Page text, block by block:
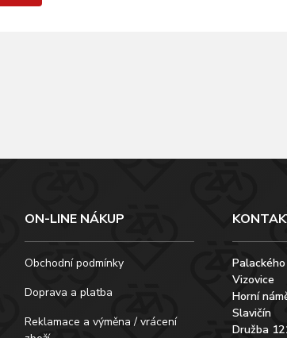
ON-LINE NÁKUP
Obchodní podmínky
Doprava a platba
Reklamace a výměna / vrácení
Vizovice
Horní
Slavičín
Družba